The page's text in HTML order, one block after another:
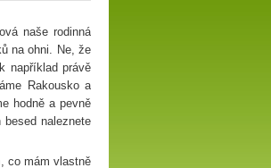
naše rodinná
na ohni. Ne, že
například právě
Rakousko a
hodně a pevně
naleznete
co mám vlastně